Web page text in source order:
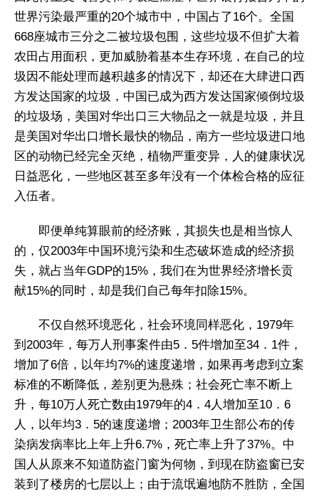
世界污染最严重的20个城市中，中国占了16个。全国
668座城市三分之二被垃圾包围，这些垃圾不但扩大着
农田占用面积，更加威胁着基本生存环境，在自己的垃
圾因不能处理而越积越多的情况下，却还在大肆进口西
方发达国家的垃圾，中国已成为西方发达国家倾倒垃圾
的垃圾场，美国对华出口三大物品之一就是垃圾，并且
是美国对华出口增长最快的物品，南方一些垃圾进口地
区的动物已经完全灭绝，植物严重变异，人的健康状况
日益恶化，一些地区甚至多年没有一个体检合格的应征
入伍者。
即便单纯算眼前的经济账，其损失也是相当惊人
的，仅2003年中国环境污染和生态破坏造成的经济损
失，就占当年GDP的15%，我们在为世界经济增长贡
献15%的同时，却是我们自己每年扣除15%。
不仅自然环境恶化，社会环境同样恶化，1979年
到2003年，每万人刑事案件由5．5件增加至34．1件，
增加了6倍，以年均7%的速度递增，如果再考虑到立案
标准的不断降低，差别更为悬殊；社会死亡率不断上
升，每10万人死亡数由1979年的4．4人增加至10．6
人，以年均3．5的速度递增；2003年卫生部公布的传
染病发病率比上年上升6.7%，死亡率上升了37%。中
国人从原来不知道防盗门窗为何物，到现在防盗窗已安
装到了楼房的七层以上；由于流氓遍地防不胜防，全国